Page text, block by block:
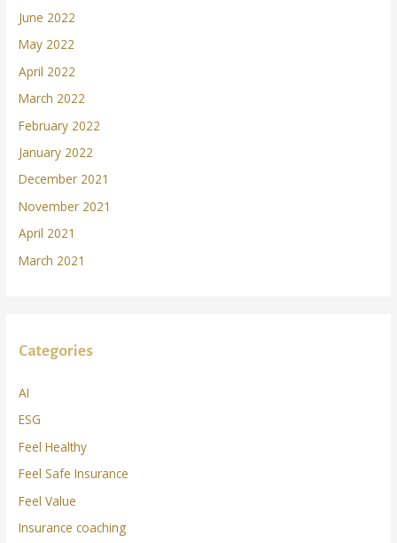
June 2022
May 2022
April 2022
March 2022
February 2022
January 2022
December 2021
November 2021
April 2021
March 2021
Categories
AI
ESG
Feel Healthy
Feel Safe Insurance
Feel Value
Insurance coaching